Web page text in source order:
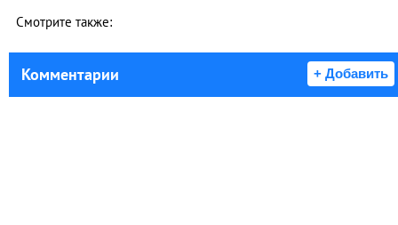
Смотрите также:
Комментарии + Добавить